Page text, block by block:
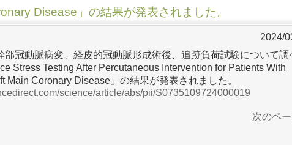
Disease」の結果が発表されました。
2024/
部冠動脈病変、経皮的冠動脈形成術後、追跡負荷試験について調
Stress Testing After Percutaneous Intervention for Patients With
Main Coronary Disease」の結果が発表されました。
science/article/abs/pii/S0735109724000019
次のペ